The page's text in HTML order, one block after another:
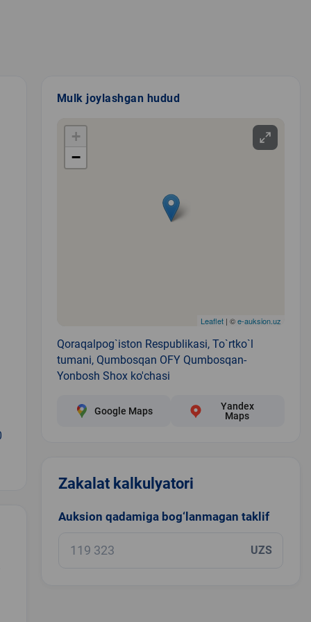
Mulk joylashgan hudud
+
−
Leaflet| ©e-auksion.uz
Qoraqalpog`iston Respublikasi, To`rtko`l
tumani, Qumbosqan OFY Qumbosqan-
Yonbosh Shox ko'chasi
Google Maps
Yandex
Maps
Zakalat kalkulyatori
Auksion qadamiga bog‘lanmagan taklif
UZS